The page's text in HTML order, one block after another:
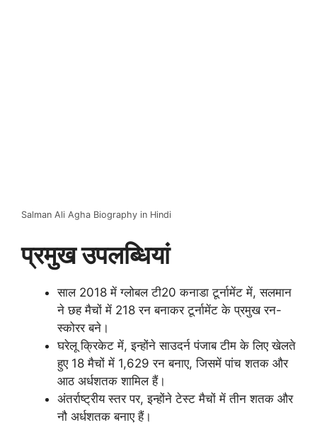
Salman Ali Agha Biography in Hindi
प्रमुख उपलब्धियां
साल 2018 में ग्लोबल टी20 कनाडा टूर्नामेंट में, सलमान
ने छह मैचों में 218 रन बनाकर टूर्नामेंट के प्रमुख रन-
स्कोरर बने।
घरेलू क्रिकेट में, इन्होंने साउदर्न पंजाब टीम के लिए खेलते
हुए 18 मैचों में 1,629 रन बनाए, जिसमें पांच शतक और
आठ अर्धशतक शामिल हैं।
अंतर्राष्ट्रीय स्तर पर, इन्होंने टेस्ट मैचों में तीन शतक और
नौ अर्धशतक बनाए हैं।